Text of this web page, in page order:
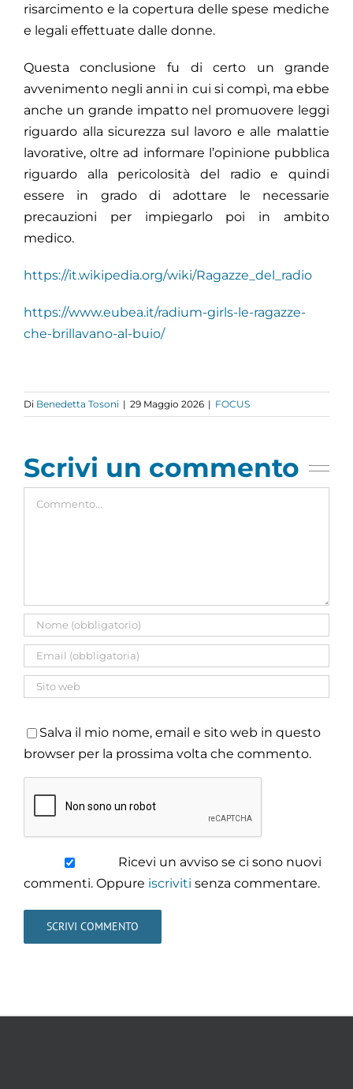
risarcimento e la copertura delle spese mediche
e legali effettuate dalle donne.
Questa conclusione fu di certo un grande
avvenimento negli anni in cui si compì, ma ebbe
anche un grande impatto nel promuovere leggi
riguardo alla sicurezza sul lavoro e alle malattie
lavorative, oltre ad informare l’opinione pubblica
riguardo alla pericolosità del radio e quindi
essere in grado di adottare le necessarie
precauzioni per impiegarlo poi in ambito
medico.
https://it.wikipedia.org/wiki/Ragazze_del_radio
https://www.eubea.it/radium-girls-le-ragazze-
che-brillavano-al-buio/
Di Benedetta Tosoni | 29 Maggio 2026 | FOCUS
Scrivi un commento
Salva il mio nome, email e sito web in questo
browser per la prossima volta che commento.
Ricevi un avviso se ci sono nuovi
commenti. Oppure iscriviti senza commentare.